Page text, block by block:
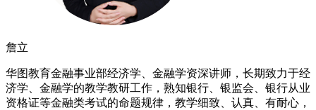
詹立
华图教育金融事业部经济学、金融学资深讲师，长期致力于经
济学、金融学的教学教研工作，熟知银行、银监会、银行从业
资格证等金融类考试的命题规律，教学细致、认真、有耐心，